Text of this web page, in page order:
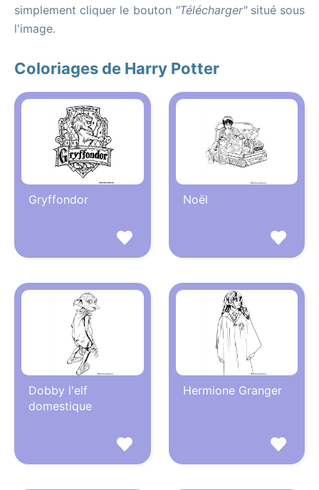
simplement cliquer le bouton "Télécharger"situé sous
l'image.
Coloriages de Harry Potter
Gryffondor Noël
Dobby l'elf
domestique
Hermione Granger